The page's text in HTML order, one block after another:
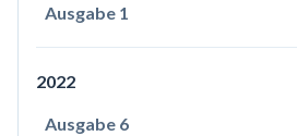
Ausgabe 1
2022
Ausgabe 6